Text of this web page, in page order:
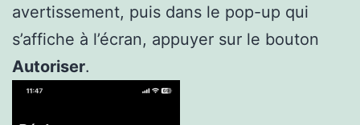
avertissement, puis dans le pop-up qui
s’affiche à l’écran, appuyer sur le bouton
Autoriser.